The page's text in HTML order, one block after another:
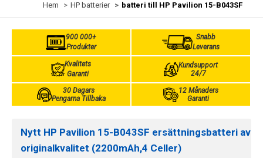
Hem HP batterier batteri till HP Pavilion 15-B043SF
900 000+
Produkter
Snabb
Leverans
Kvalitets
Garanti
Kundsupport
24/7
30 Dagars
Pengarna Tillbaka
12 Månaders
Garanti
Nytt HP Pavilion 15-B043SF ersättningsbatteri av
originalkvalitet (2200mAh,4 Celler)